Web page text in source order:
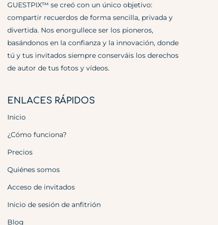
GUESTPIX™ se creó con un único objetivo:
compartir recuerdos de forma sencilla, privada y
divertida. Nos enorgullece ser los pioneros,
basándonos en la confianza y la innovación, donde
tú y tus invitados siempre conserváis los derechos
de autor de tus fotos y vídeos.
ENLACES RÁPIDOS
Inicio
¿Cómo funciona?
Precios
Quiénes somos
Acceso de invitados
Inicio de sesión de anfitrión
Blog